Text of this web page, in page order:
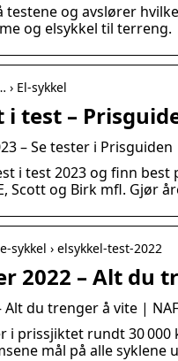
testene og avslører
og elsykkel til terreng.
El-sykkel
i test –
– Se tester i Prisguiden
i test 2023 og finn
Scott og Birk mfl. Gjør
sykkel › elsykkel-test-2022
2022 – Alt du
Alt du trenger å vite | NAF
i prissjiktet rundt 30
mål på alle syklene